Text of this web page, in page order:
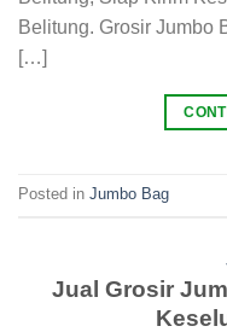
Belitung. Grosir Jumbo
[…]
Posted in Jumbo Bag
Jual Grosir